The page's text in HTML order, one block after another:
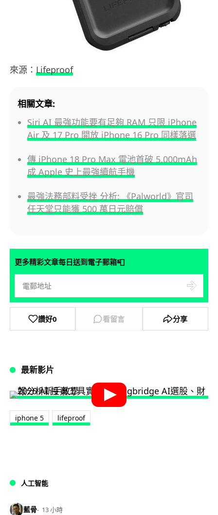
來源： Lifeproof
相關文章:
Siri AI 最強功能要有足夠 RAM 只限 iPhone
Air 及 17 Pro 開放 iPhone 16 Pro 同樣落選
傳 iPhone 18 Pro Max 電池首破 5,000mAh
成 Apple 史上最強續航手機
最強法務部料受挫 分析: 《Palworld》官司
任天堂只能獲 500 萬日元賠償
更多精彩文章每日送到電子郵箱📮
讚好0 看留言 分享
最新影片
iphone 5 lifeproof
人工智能
藍骨 13 小時